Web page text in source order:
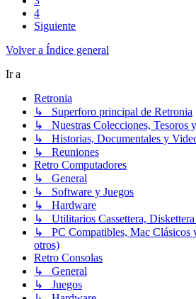
4
Siguiente
Volver a Índice general
Ir a
Retronia
↳ Superforo principal de Retronia
↳ Nuestras Colecciones, Tesoros
↳ Historias, Documentales y
↳ Reuniones
Retro Computadores
↳ General
↳ Software y Juegos
↳ Hardware
↳ Utilitarios Cassettera,
↳ PC Compatibles, Mac Clásicos
otros)
Retro Consolas
↳ General
↳ Juegos